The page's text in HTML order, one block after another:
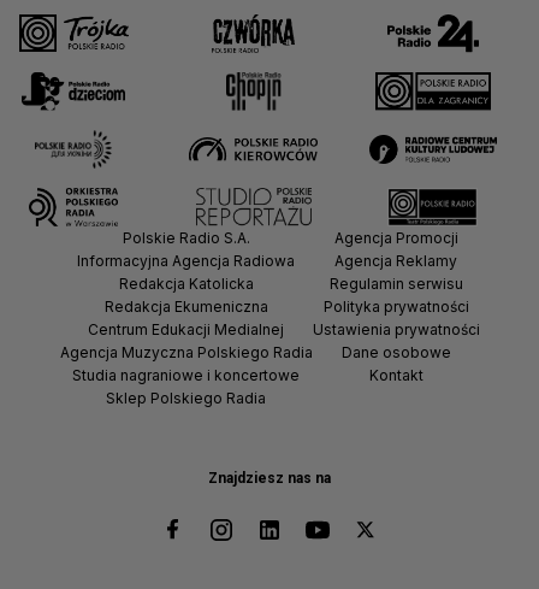
Znajdziesz nas na
Polskie Radio S.A.
Informacyjna Agencja Radiowa
Redakcja Katolicka
Redakcja Ekumeniczna
Centrum Edukacji Medialnej
Agencja Muzyczna Polskiego Radia
Studia nagraniowe i koncertowe
Sklep Polskiego Radia
Agencja Promocji
Agencja Reklamy
Regulamin serwisu
Polityka prywatności
Ustawienia prywatności
Dane osobowe
Kontakt